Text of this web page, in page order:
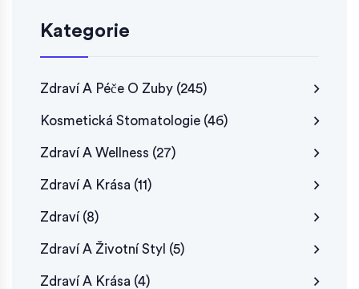
Kategorie
Zdraví A Péče O Zuby (245)
Kosmetická Stomatologie (46)
Zdraví A Wellness (27)
Zdraví A Krása (11)
Zdraví (8)
Zdraví A Životní Styl (5)
Zdraví A Krása (4)